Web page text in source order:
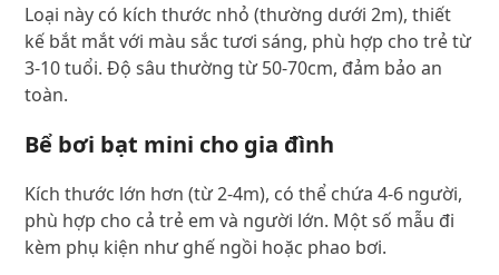
Loại này có kích thước nhỏ (thường dưới 2m), thiết
kế bắt mắt với màu sắc tươi sáng, phù hợp cho trẻ từ
3-10 tuổi. Độ sâu thường từ 50-70cm, đảm bảo an
toàn.
Bể bơi bạt mini cho gia đình
Kích thước lớn hơn (từ 2-4m), có thể chứa 4-6 người,
phù hợp cho cả trẻ em và người lớn. Một số mẫu đi
kèm phụ kiện như ghế ngồi hoặc phao bơi.